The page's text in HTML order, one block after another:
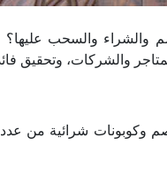
والشراء والسحب
والشركات، وتحقيق
وكوبونات شرائية من